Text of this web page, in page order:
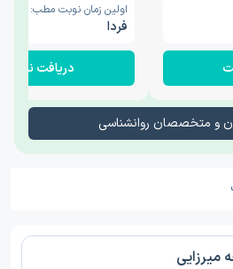
اولین زمان نوبت مطب:
فردا
دریافت نوبت
و متخصصان روانشناسی
میرزایی